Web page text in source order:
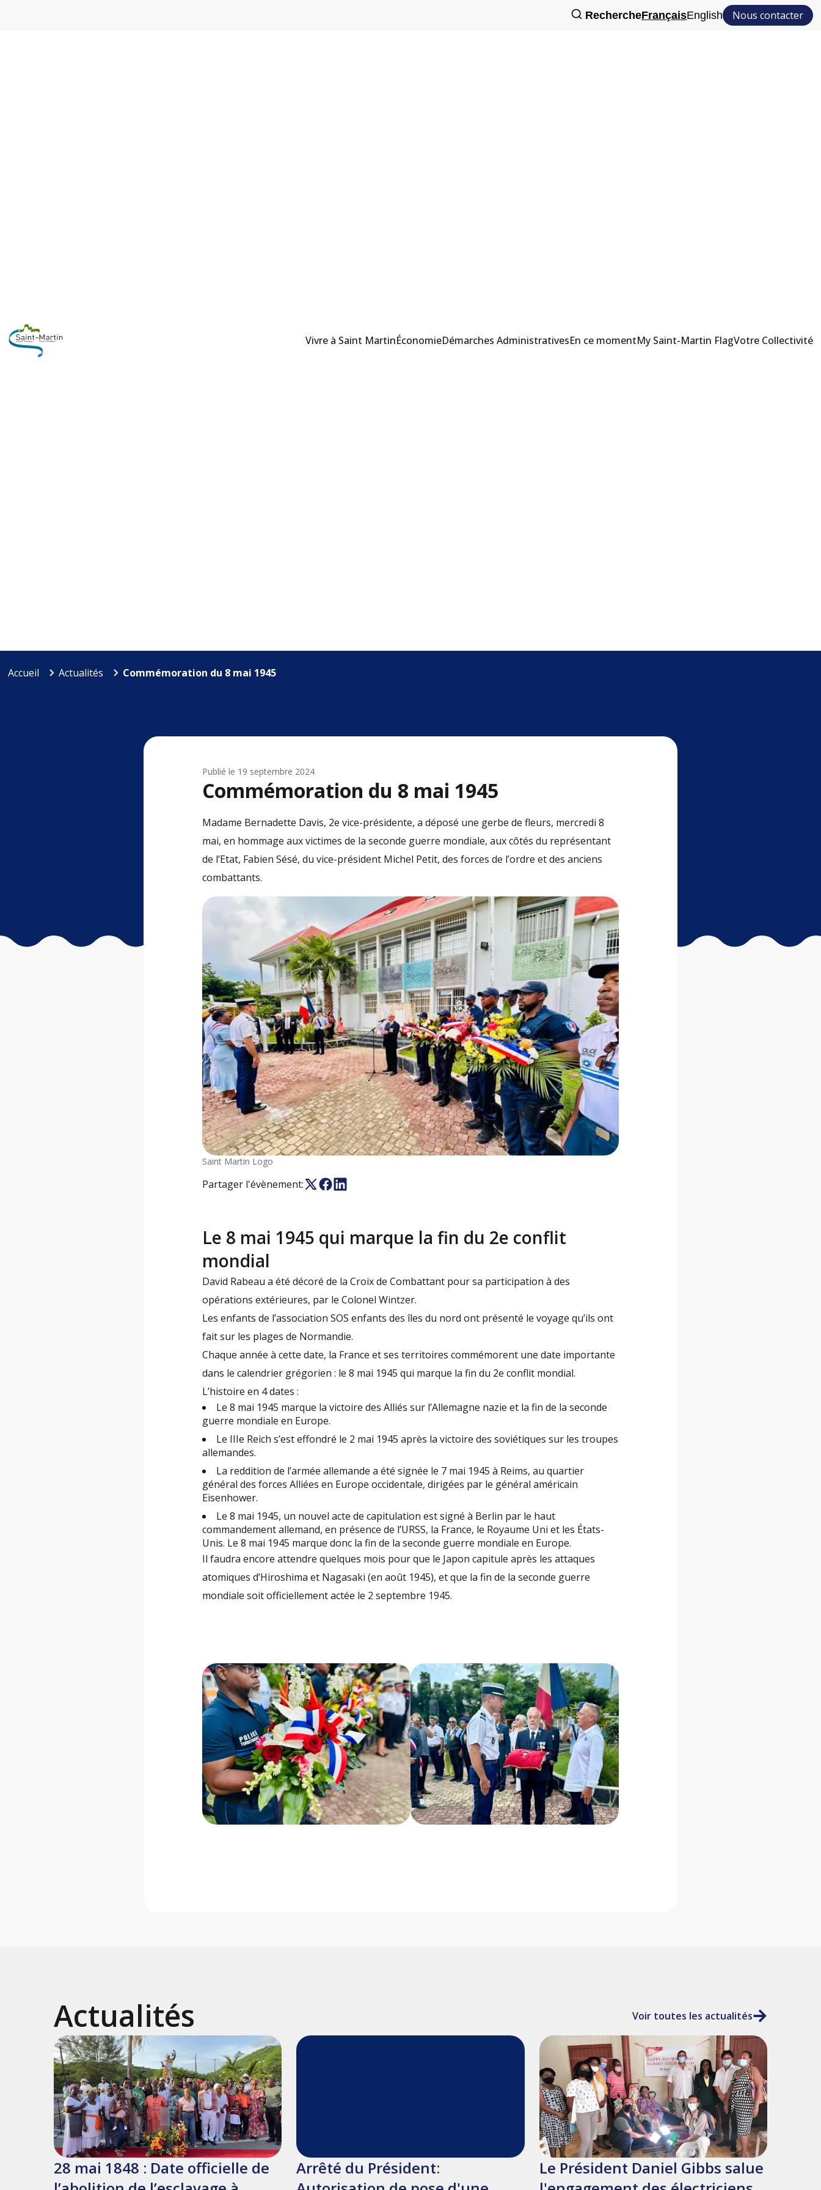
RechercheFrançaisEnglish Nous contacter
Vivre à Saint MartinÉconomieDémarches AdministrativesEn ce momentMy Saint-Martin FlagVotre Collectivité
Accueil Actualités Commémoration du 8 mai 1945
Publié le 19 septembre 2024
Commémoration du 8 mai 1945
Madame Bernadette Davis, 2e vice-présidente, a déposé une gerbe de fleurs, mercredi 8
mai, en hommage aux victimes de la seconde guerre mondiale, aux côtés du représentant
de l’Etat, Fabien Sésé, du vice-président Michel Petit, des forces de l’ordre et des anciens
combattants.
Saint Martin Logo
Partager l'évènement:
Le 8 mai 1945 qui marque la fin du 2e conflit
mondial
David Rabeau a été décoré de la Croix de Combattant pour sa participation à des
opérations extérieures, par le Colonel Wintzer.
Les enfants de l’association SOS enfants des îles du nord ont présenté le voyage qu’ils ont
fait sur les plages de Normandie.
Chaque année à cette date, la France et ses territoires commémorent une date importante
dans le calendrier grégorien : le 8 mai 1945 qui marque la fin du 2e conflit mondial.
L’histoire en 4 dates :
Le 8 mai 1945 marque la victoire des Alliés sur l’Allemagne nazie et la fin de la seconde
guerre mondiale en Europe.
Le IIIe Reich s’est effondré le 2 mai 1945 après la victoire des soviétiques sur les troupes
allemandes.
La reddition de l’armée allemande a été signée le 7 mai 1945 à Reims, au quartier
général des forces Alliées en Europe occidentale, dirigées par le général américain
Eisenhower.
Le 8 mai 1945, un nouvel acte de capitulation est signé à Berlin par le haut
commandement allemand, en présence de l’URSS, la France, le Royaume Uni et les États-
Unis. Le 8 mai 1945 marque donc la fin de la seconde guerre mondiale en Europe.
Il faudra encore attendre quelques mois pour que le Japon capitule après les attaques
atomiques d’Hiroshima et Nagasaki (en août 1945), et que la fin de la seconde guerre
mondiale soit officiellement actée le 2 septembre 1945.
Actualités Voir toutes les actualités
28 mai 1848 : Date officielle de
Arrêté du Président:
Le Président Daniel Gibbs salue